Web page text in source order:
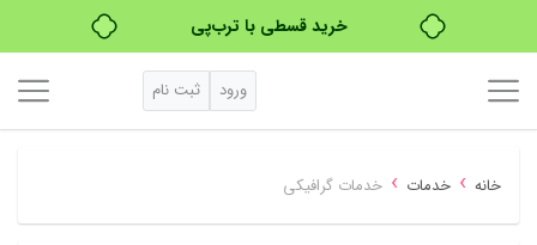
خرید قسطی با ترب‌پی
ورود ثبت نام
خانه › خدمات › خدمات گرافیکی